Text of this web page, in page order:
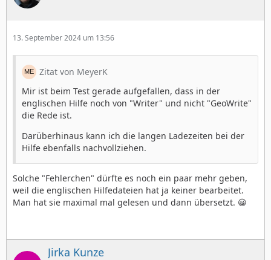
13. September 2024 um 13:56
Zitat von MeyerK
Mir ist beim Test gerade aufgefallen, dass in der
englischen Hilfe noch von "Writer" und nicht "GeoWrite"
die Rede ist.
Darüberhinaus kann ich die langen Ladezeiten bei der
Hilfe ebenfalls nachvollziehen.
Solche "Fehlerchen" dürfte es noch ein paar mehr geben,
weil die englischen Hilfedateien hat ja keiner bearbeitet.
Man hat sie maximal mal gelesen und dann übersetzt. 😀
Jirka Kunze